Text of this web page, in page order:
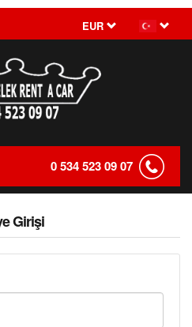
EUR
0 534 523 09 07
Girişi